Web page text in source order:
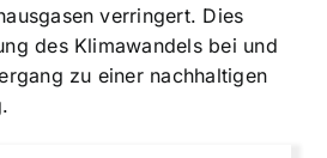
verringert. Dies
des Klimawandels bei und
zu einer nachhaltigen